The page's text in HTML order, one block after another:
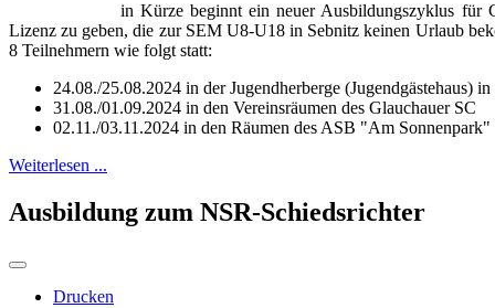
in Kürze beginnt ein neuer Ausbildungszyklus für
Lizenz zu geben, die zur SEM U8-U18 in Sebnitz keinen Urlaub
8 Teilnehmern wie folgt statt:
24.08./25.08.2024 in der Jugendherberge (Jugendgästehaus)
31.08./01.09.2024 in den Vereinsräumen des Glauchauer SC
02.11./03.11.2024 in den Räumen des ASB "Am
Weiterlesen ...
Ausbildung zum NSR-Schiedsrichter
Drucken